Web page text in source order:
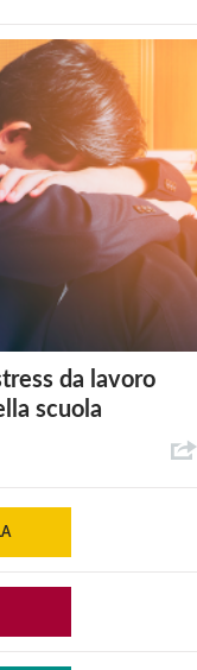
da lavoro
scuola